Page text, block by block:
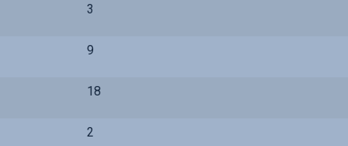
3
9
18
2